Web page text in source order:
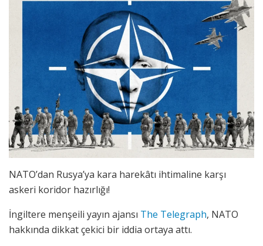
NATO’dan Rusya’ya kara harekâtı ihtimaline karşı
askeri koridor hazırlığı!
İngiltere menşeili yayın ajansı The Telegraph, NATO
hakkında dikkat çekici bir iddia ortaya attı.